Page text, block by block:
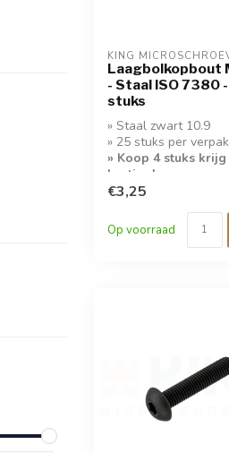
KING
Laagbolkopbout
- Staal ISO 7380
stuks
» Staal zwart 10.9
» 25 stuks per
» Koop 4 stuks krijg
korting!
€3,25
Op voorraad